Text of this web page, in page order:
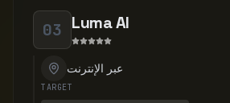
03 Luma AI
عبر الإنترنت
TARGET